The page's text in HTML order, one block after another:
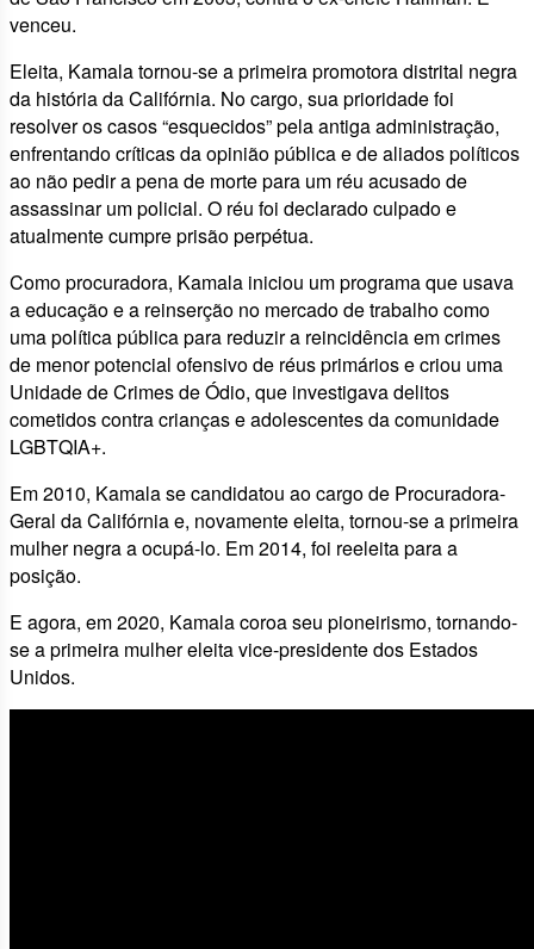
venceu.
Eleita, Kamala tornou-se a primeira promotora distrital negra
da história da Califórnia. No cargo, sua prioridade foi
resolver os casos “esquecidos” pela antiga administração,
enfrentando críticas da opinião pública e de aliados políticos
ao não pedir a pena de morte para um réu acusado de
assassinar um policial. O réu foi declarado culpado e
atualmente cumpre prisão perpétua.
Como procuradora, Kamala iniciou um programa que usava
a educação e a reinserção no mercado de trabalho como
uma política pública para reduzir a reincidência em crimes
de menor potencial ofensivo de réus primários e criou uma
Unidade de Crimes de Ódio, que investigava delitos
cometidos contra crianças e adolescentes da comunidade
LGBTQIA+.
Em 2010, Kamala se candidatou ao cargo de Procuradora-
Geral da Califórnia e, novamente eleita, tornou-se a primeira
mulher negra a ocupá-lo. Em 2014, foi reeleita para a
posição.
E agora, em 2020, Kamala coroa seu pioneirismo, tornando-
se a primeira mulher eleita vice-presidente dos Estados
Unidos.